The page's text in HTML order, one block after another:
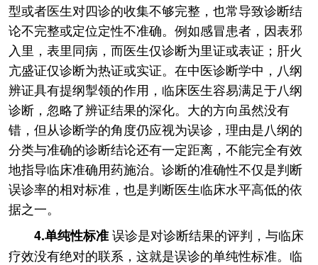
型或者医生对四诊的收集不够完整，也常导致诊断结
论不完整或定位定性不准确。例如感冒患者，因表邪
入里，表里同病，而医生仅诊断为里证或表证；肝火
亢盛证仅诊断为热证或实证。在中医诊断学中，八纲
辨证具有提纲掣领的作用，临床医生容易满足于八纲
诊断，忽略了辨证结果的深化。大的方向虽然没有
错，但从诊断学的角度仍应视为误诊，理由是八纲的
分类与准确的诊断结论还有一定距离，不能完全有效
地指导临床准确用药施治。诊断的准确性不仅是判断
误诊率的相对标准，也是判断医生临床水平高低的依
据之一。
4.单纯性标准误诊是对诊断结果的评判，与临床
疗效没有绝对的联系，这就是误诊的单纯性标准。临